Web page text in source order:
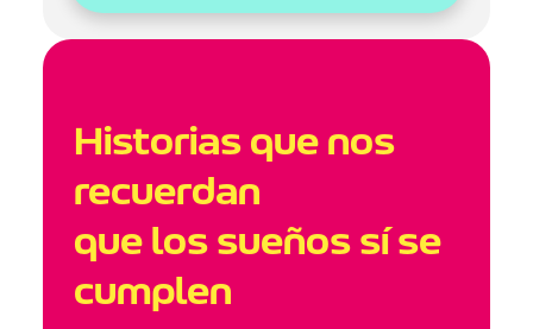
Historias que nos
recuerdan
que los sueños sí se
cumplen